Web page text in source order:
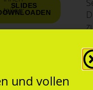
SLIDES
teilen:
und vollen